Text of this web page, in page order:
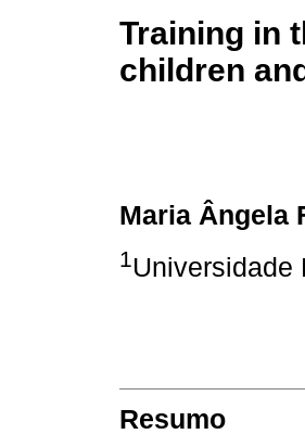
Training in
children
Maria Ângela
1 Universidade
Resumo